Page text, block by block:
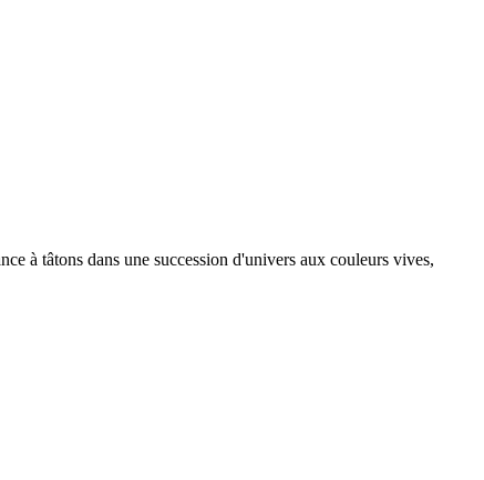
à tâtons dans une succession d'univers aux couleurs vives,